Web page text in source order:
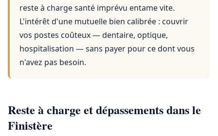
reste à charge santé imprévu entame vite.
L'intérêt d'une mutuelle bien calibrée : couvrir
vos postes coûteux — dentaire, optique,
hospitalisation — sans payer pour ce dont vous
n'avez pas besoin.
Reste à charge et dépassements dans le
Finistère